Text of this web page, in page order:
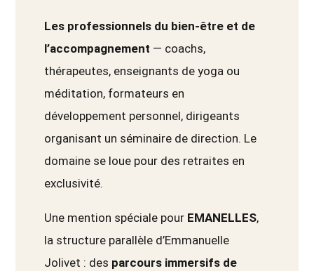
Les professionnels du bien-être et de
l’accompagnement — coachs,
thérapeutes, enseignants de yoga ou
méditation, formateurs en
développement personnel, dirigeants
organisant un séminaire de direction. Le
domaine se loue pour des retraites en
exclusivité.
Une mention spéciale pour EMANELLES,
la structure parallèle d’Emmanuelle
Jolivet : des parcours immersifs de